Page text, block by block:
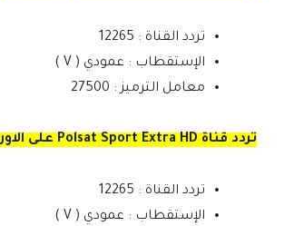
تردد القناة : 12265
الإستقطاب : عمودي ( V )
معامل الترميز : 27500
تردد قناة Polsat Sport Extra HD على الاوروبي
تردد القناة : 12265
الإستقطاب : عمودي ( V )